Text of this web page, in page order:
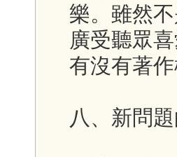
樂。雖然
廣受聽眾
有沒有著
八、新問